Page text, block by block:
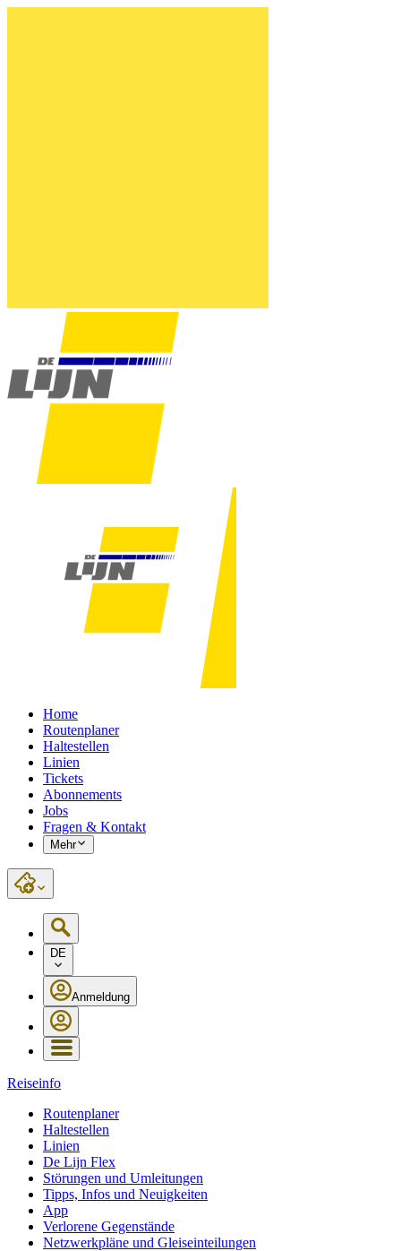
Home
Routenplaner
Haltestellen
Linien
Tickets
Abonnements
Jobs
Fragen & Kontakt
Mehr
DE
Anmeldung
Reiseinfo
Routenplaner
Haltestellen
Linien
De Lijn Flex
Störungen und Umleitungen
Tipps, Infos und Neuigkeiten
App
Verlorene Gegenstände
Netzwerkpläne und Gleiseinteilungen